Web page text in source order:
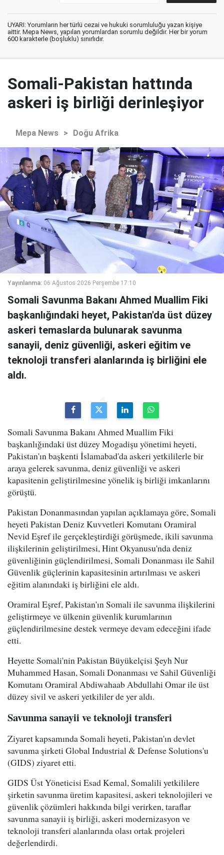
UYARI: Yorumların her türlü cezai ve hukuki sorumluluğu yazan kişiye
aittir. Mepa News, yapılan yorumlardan sorumlu değildir. Her bir yorum
600 karakterle (boşluklu) sınırlıdır.
Somali-Pakistan hattında
askeri iş birliği derinleşiyor
Mepa News > Doğu Afrika
Yayınlanma: 06 Ağustos 2026 Perşembe 17:10
Somali Savunma Bakanı Ahmed Muallim Fiki
başkanlığındaki heyet, Pakistan'da üst düzey
askeri temaslarda bulunarak savunma
sanayii, deniz güvenliği, askeri eğitim ve
teknoloji transferi alanlarında iş birliğini ele
aldı.
Somali Savunma Bakanı Ahmed Muallim Fiki
başkanlığındaki üst düzey Mogadişu yönetimi heyeti,
Pakistan'ın başkenti İslamabad'da askeri yetkililerle bir
araya gelerek savunma, deniz güvenliği ve askeri
kapasitenin geliştirilmesine yönelik iş birliği imkanlarını
görüştü.
Pakistan Donanmasından yapılan açıklamaya göre, Somali
heyeti Pakistan Deniz Kuvvetleri Komutanı Oramiral
Nevid Eşref ile gerçekleştirdiği görüşmede, ikili savunma
ilişkilerinin geliştirilmesi, Hint Okyanusu'nda deniz
güvenliğinin güçlendirilmesi, Somali Donanması ile Sahil
Güvenlik güçlerinin kapasitesinin artırılması ve askeri
eğitim alanındaki iş birliğini ele aldı.
Oramiral Eşref, Pakistan'ın Somali ile savunma ilişkilerini
geliştirmeye ve ülkenin güvenlik kurumlarının
güçlendirilmesine destek vermeye devam edeceğini ifade
etti.
Heyette Somali'nin Pakistan Büyükelçisi Şeyh Nur
Muhammed Hasan, Somali Donanması ve Sahil Güvenliği
Komutanı Oramiral Abdiwahaab Abdullahi Omar ile üst
düzey sivil ve askeri yetkililer de yer aldı.
Savunma sanayii ve teknoloji transferi
Ziyaret kapsamında Somali heyeti, Pakistan'ın devlet
savunma şirketi Global Industrial & Defense Solutions'u
(GIDS) ziyaret etti.
GIDS Üst Yöneticisi Esad Kemal, Somalili yetkililere
şirketin savunma üretim kapasitesi, askeri teknolojileri ve
güvenlik çözümleri hakkında bilgi verirken, taraflar
savunma sanayii iş birliği, askeri modernizasyon ve
teknoloji transferi alanlarında olası ortak projeleri
değerlendirdi.